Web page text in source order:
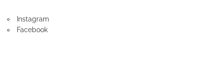
Instagram
Facebook